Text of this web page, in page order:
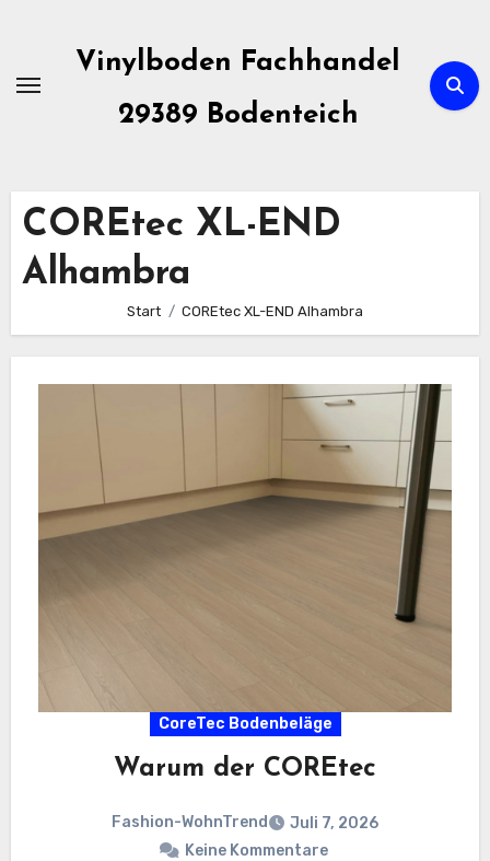
springen
Vinylboden Fachhandel
29389 Bodenteich
COREtec XL-END
Alhambra
Start COREtec XL-END Alhambra
CoreTec Bodenbeläge
Warum der COREtec
Fashion-WohnTrend
Juli 7, 2026
Keine Kommentare